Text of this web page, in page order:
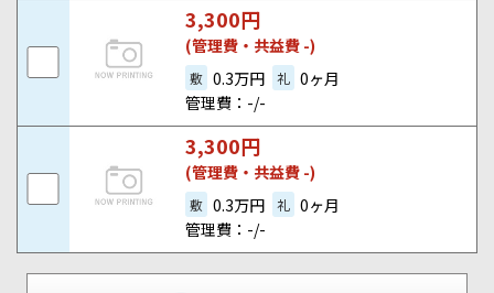
3,300円
(管理費・共益費 -)
敷 0.3万円 礼 0ヶ月
管理費：-/-
3,300円
(管理費・共益費 -)
敷 0.3万円 礼 0ヶ月
管理費：-/-